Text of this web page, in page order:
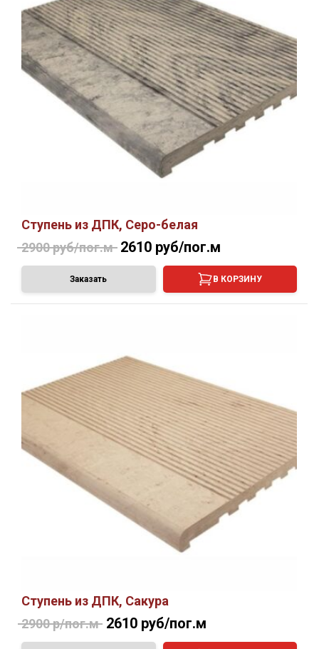
Ступень из ДПК, Серо-белая
2900 руб/пог.м 2610 руб/пог.м
Заказать В КОРЗИНУ
Ступень из ДПК, Сакура
2900 р/пог.м 2610 руб/пог.м